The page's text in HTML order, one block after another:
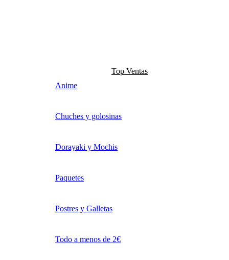
Top Ventas
Anime
Chuches y golosinas
Dorayaki y Mochis
Paquetes
Postres y Galletas
Todo a menos de 2€